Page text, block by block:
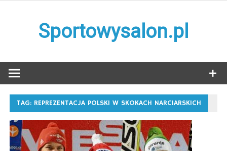
Sportowysalon.pl
TAG: REPREZENTACJA POLSKI W SKOKACH NARCIARSKICH